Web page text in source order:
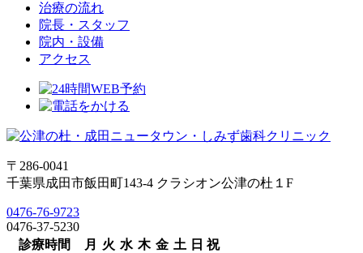
治療の流れ
院長・スタッフ
院内・設備
アクセス
〒286-0041
千葉県成田市飯田町143-4 クラシオン公津の杜１F
0476-76-9723
0476-37-5230
診療時間
月 火 水 木 金 土 日 祝